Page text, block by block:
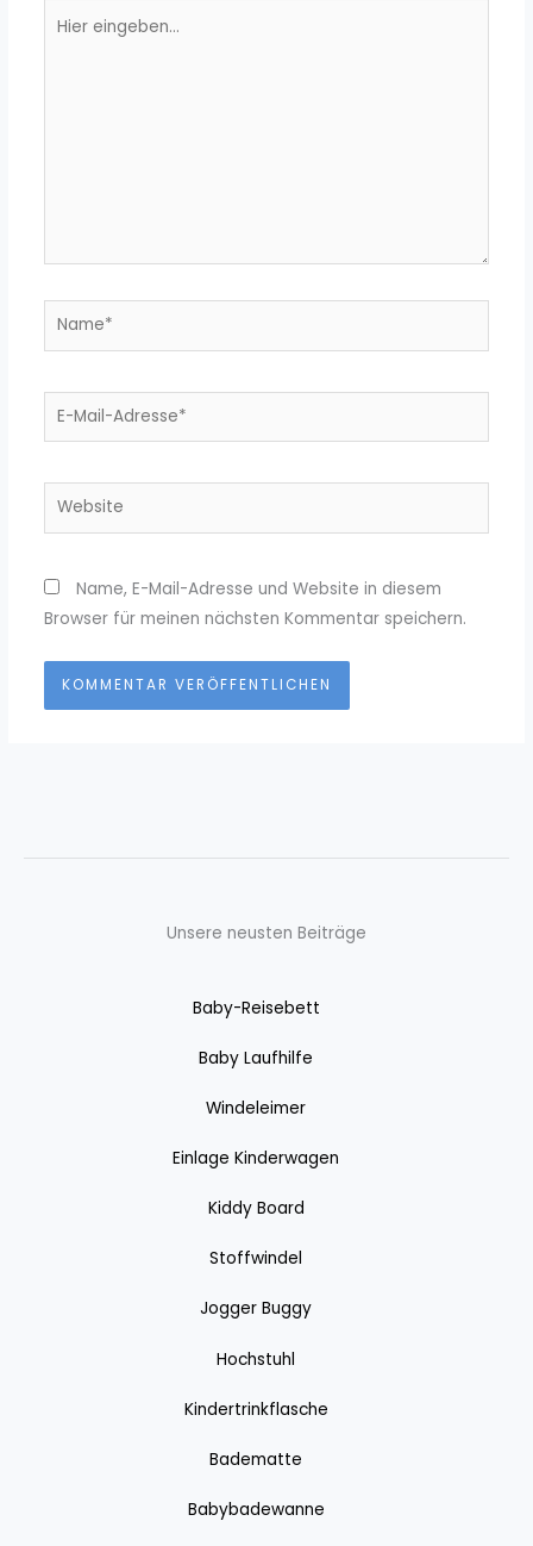
eingeben…
Name*
E-
Website
Name, E-Mail-Adresse und Website in diesem
Browser für meinen nächsten Kommentar speichern.
Unsere neusten Beiträge
Baby-Reisebett
Baby Laufhilfe
Windeleimer
Einlage Kinderwagen
Kiddy Board
Stoffwindel
Jogger Buggy
Hochstuhl
Kindertrinkflasche
Badematte
Babybadewanne